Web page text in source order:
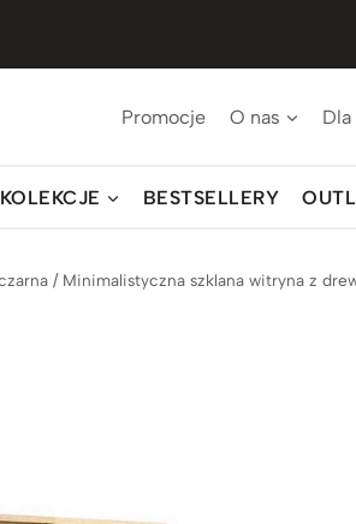
Promocje O nas
KOLEKCJE BESTSELLERY
/ Minimalistyczna szklana witryna z